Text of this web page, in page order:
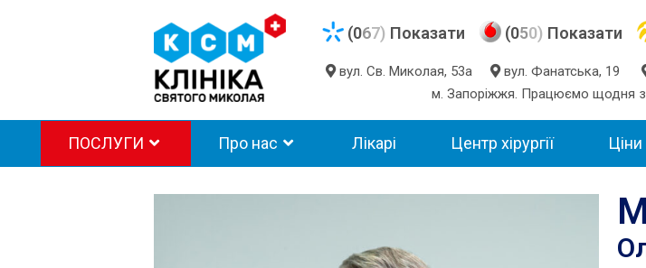
(067) Показати (050) Показати
вул. Св. Миколая, 53а вул. Фанатська, 19
м. Запоріжжя. Працюємо щодня з
ПОСЛУГИ Про нас Лікарі Центр хірургії Ціни